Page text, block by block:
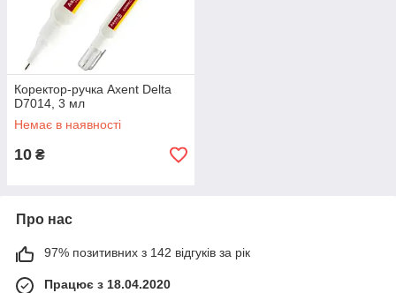
Коректор-ручка Axent Delta
D7014, 3 мл
Немає в наявності
10 ₴
Про нас
97% позитивних з 142 відгуків за рік
Працює з 18.04.2020